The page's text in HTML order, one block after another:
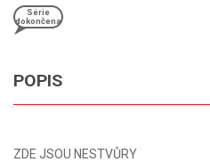
Série
dokončena
POPIS
ZDE JSOU NESTVŮRY